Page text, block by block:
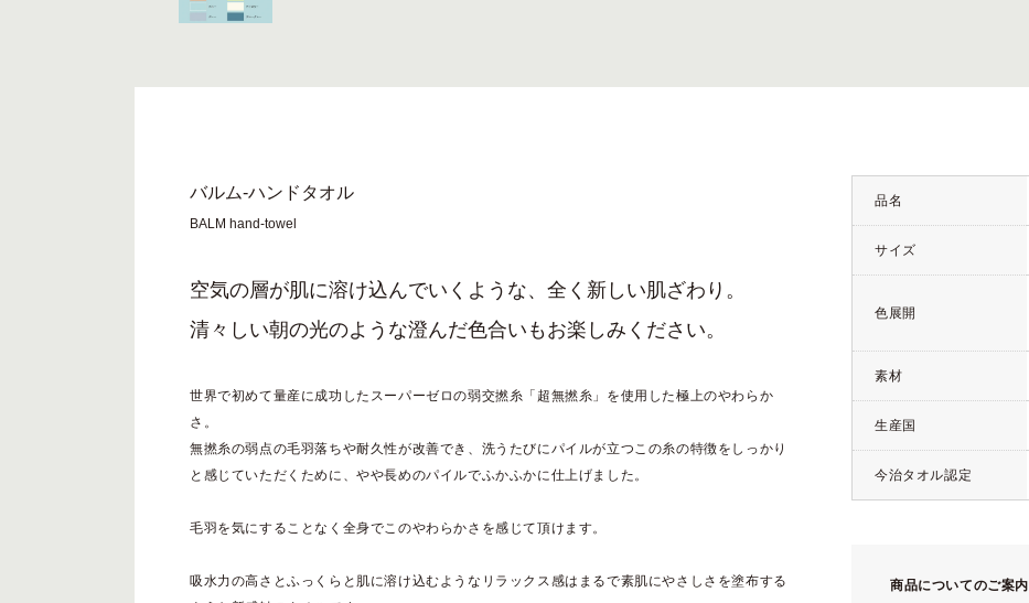
バルム-ハンドタオル
BALM hand-towel
空気の層が肌に溶け込んでいくような、全く新しい肌ざわり。
清々しい朝の光のような澄んだ色合いもお楽しみください。
世界で初めて量産に成功したスーパーゼロの弱交撚糸「超無撚糸」を使用した極上のやわらか
さ。
無撚糸の弱点の毛羽落ちや耐久性が改善でき、洗うたびにパイルが立つこの糸の特徴をしっかり
と感じていただくために、やや長めのパイルでふかふかに仕上げました。
毛羽を気にすることなく全身でこのやわらかさを感じて頂けます。
吸水力の高さとふっくらと肌に溶け込むようなリラックス感はまるで素肌にやさしさを塗布する
品名
サイズ
色展開
素材
生産国
今治タオル認定
商品についてのご案内